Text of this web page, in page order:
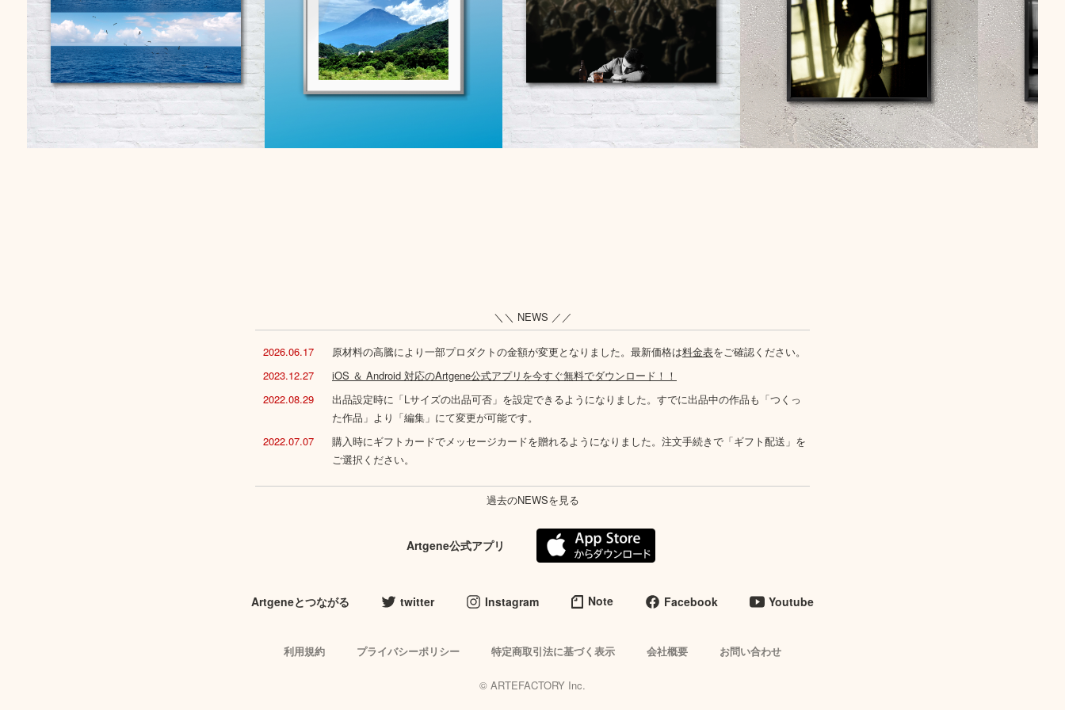
＼＼ NEWS ／／
2026.06.17 原材料の高騰により一部プロダクトの金額が変更となりました。最新価格は料金表をご確認ください。
2023.12.27
iOS ＆ Android 対応のArtgene公式アプリを今すぐ無料でダウンロード！！
2022.08.29
出品設定時に「Lサイズの出品可否」を設定できるようになりました。すでに出品中の作品も「つくっ
た作品」より「編集」にて変更が可能です。
2022.07.07
購入時にギフトカードでメッセージカードを贈れるようになりました。注文手続きで「ギフト配送」を
ご選択ください。
過去のNEWSを見る
Artgene公式アプリ
Artgeneとつながる twitter Instagram Note Facebook Youtube
利用規約 プライバシーポリシー 特定商取引法に基づく表示 会社概要 お問い合わせ
© ARTEFACTORY Inc.